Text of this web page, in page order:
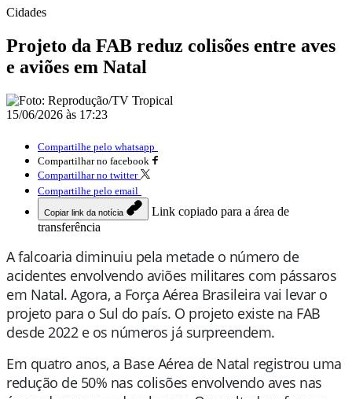
Cidades
Projeto da FAB reduz colisões entre aves
e aviões em Natal
15/06/2026 às 17:23
Compartilhe pelo whatsapp
Compartilhar no facebook
Compartilhar no twitter
Compartilhe pelo email
Copiar link da notícia
Link copiado para a área de
transferência
A falcoaria diminuiu pela metade o número de
acidentes envolvendo aviões militares com pássaros
em Natal. Agora, a Força Aérea Brasileira vai levar o
projeto para o Sul do país. O projeto existe na FAB
desde 2022 e os números já surpreendem.
Em quatro anos, a Base Aérea de Natal registrou uma
redução de 50% nas colisões envolvendo aves nas